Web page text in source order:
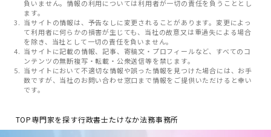
負いません。情報の利用については利用者が一切の責任を負うこととし
ます。
当サイトの情報は、予告なしに変更されることがあります。変更によっ
て利用者に何らかの損害が生じても、当社の故意又は重過失による場合
を除き、当社として一切の責任を負いません。
当サイトに記載の情報、記事、寄稿文・プロフィールなど、すべてのコ
ンテンツの無断複写・転載・公衆送信等を禁じます。
当サイトにおいて不適切な情報や誤った情報を見つけた場合には、お手
数ですが、当社のお問い合わせ窓口まで情報をご提供いただけると幸い
です。
TOP専門家を探す行政書士たけなか法務事務所